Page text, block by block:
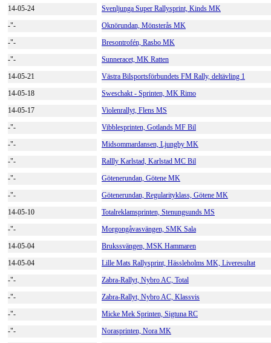
14-05-24
Svenljunga Super Rallysprint, Kinds MK
-"-
Oknörundan, Mönsterås MK
-"-
Bresontrofén, Rasbo MK
-"-
Sunneracet, MK Ratten
14-05-21
Västra Bilsportsförbundets FM Rally, deltävling 1
14-05-18
Sweschakt - Sprinten, MK Rimo
14-05-17
Violenrallyt, Flens MS
-"-
Vibblesprinten, Gotlands MF Bil
-"-
Midsommardansen, Ljungby MK
-"-
Rallly Karlstad, Karlstad MC Bil
-"-
Götenerundan, Götene MK
-"-
Götenerundan, Regularityklass, Götene MK
14-05-10
Totalreklamsprinten, Stenungsunds MS
-"-
Morgongåvasvängen, SMK Sala
14-05-04
Brukssvängen, MSK Hammaren
14-05-04
Lille Mats Rallysprint, Hässleholms MK, Liveresultat
-"-
Zabra-Rallyt, Nybro AC, Total
-"-
Zabra-Rallyt, Nybro AC, Klassvis
-"-
Micke Mek Sprinten, Sigtuna RC
-"-
Norasprinten, Nora MK